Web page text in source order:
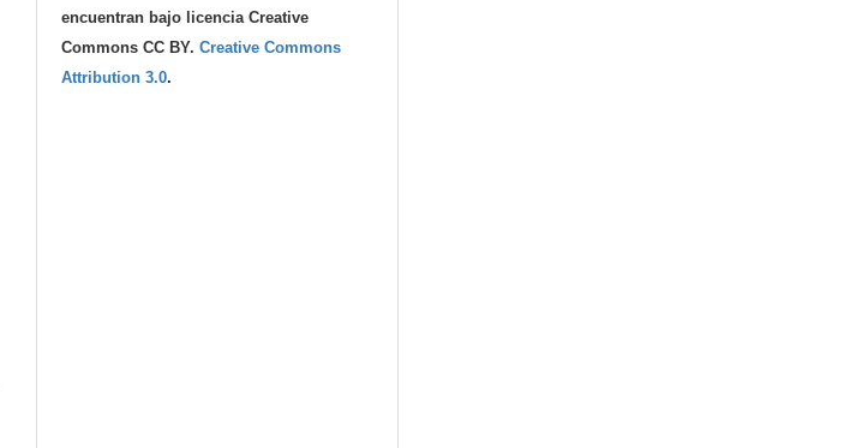
encuentran bajo licencia Creative
Commons CC BY.Creative Commons
Attribution 3.0.